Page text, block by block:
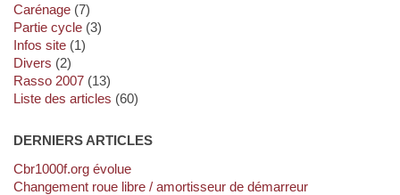
Carénage(7)
Partie cycle(3)
Infos site(1)
Divers (2)
Rasso 2007(13)
Liste des articles (60)
DERNIERS ARTICLES
cbr1000f.org évolue
Changement roue libre / amortisseur de démarreur